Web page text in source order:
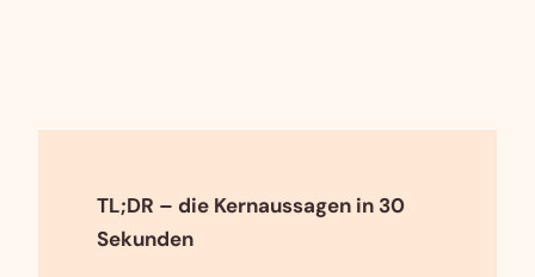
TL;DR – die Kernaussagen in 30
Sekunden